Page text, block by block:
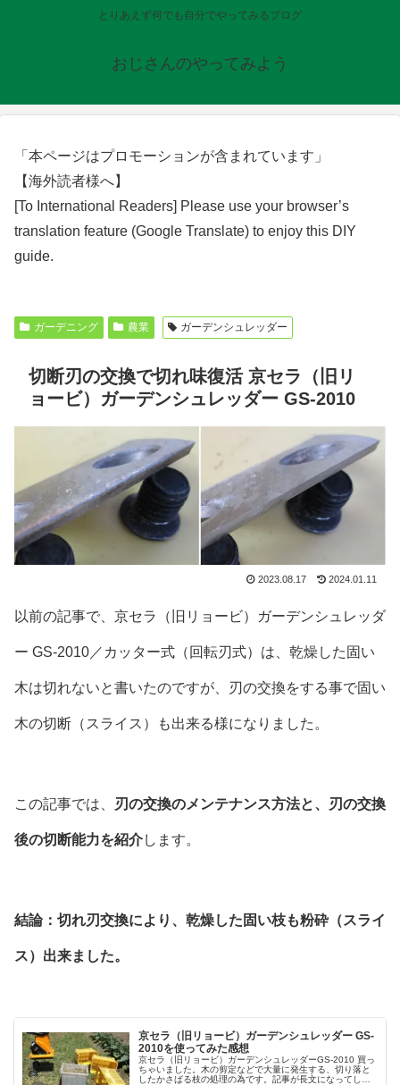
とりあえず何でも自分でやってみるブログ
おじさんのやってみよう
「本ページはプロモーションが含まれています」
【海外読者様へ】
[To International Readers] Please use your browser’s
translation feature (Google Translate) to enjoy this DIY
guide.
ガーデニング 農業 ガーデンシュレッダー
切断刃の交換で切れ味復活 京セラ（旧リ
ョービ）ガーデンシュレッダー GS-2010
2023.08.17 2024.01.11
以前の記事で、京セラ（旧リョービ）ガーデンシュレッダ
ー GS-2010／カッター式（回転刃式）は、乾燥した固い
木は切れないと書いたのですが、刃の交換をする事で固い
木の切断（スライス）も出来る様になりました。
この記事では、 刃の交換のメンテナンス方法と、刃の交換
後の切断能力を紹介します。
結論：切れ刃交換により、乾燥した固い枝も粉砕（スライ
ス）出来ました。
京セラ（旧リョービ）ガーデンシュレッダー GS-
2010を使ってみた感想
京セラ（旧リョービ）ガーデンシュレッダーGS-2010 買っ
ちゃいました。木の剪定などで大量に発生する、切り落と
したかさばる枝の処理の為です。記事が長文になってしま